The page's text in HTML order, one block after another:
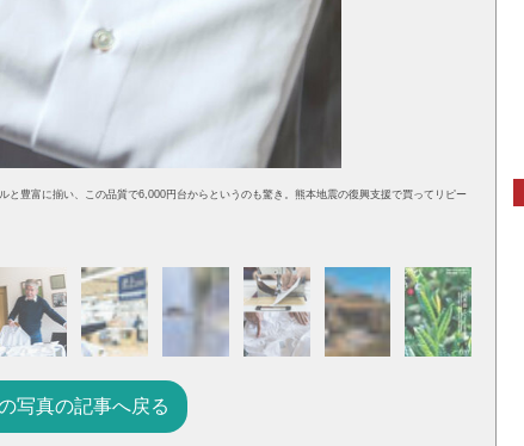
と豊富に揃い、この品質で6,000円台からというのも驚き。熊本地震の復興支援で買ってリピー
写真の記事へ戻る